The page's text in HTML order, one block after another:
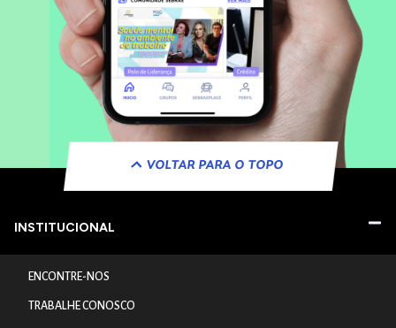
VOLTAR PARA O TOPO
INSTITUCIONAL
ENCONTRE-NOS
TRABALHE CONOSCO